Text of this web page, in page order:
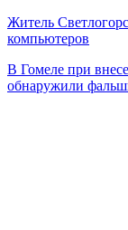
Житель
компьютеров
В Гомеле при
обнаружили